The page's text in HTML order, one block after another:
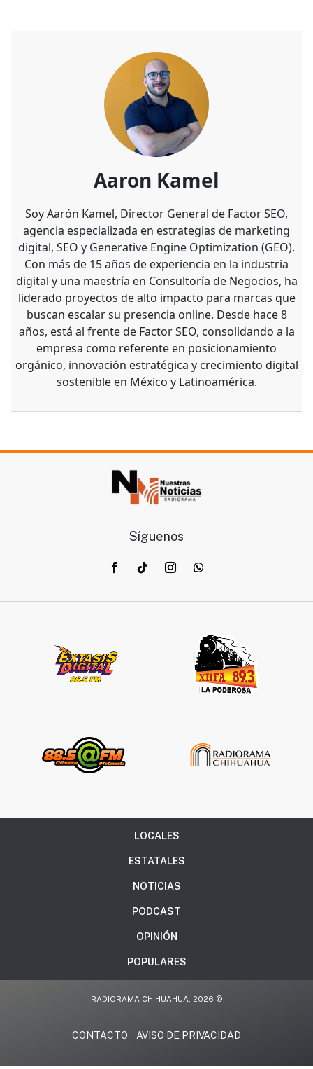
Aaron Kamel
Soy Aarón Kamel, Director General de Factor SEO,
agencia especializada en estrategias de marketing
digital, SEO y Generative Engine Optimization (GEO).
Con más de 15 años de experiencia en la industria
digital y una maestría en Consultoría de Negocios, ha
liderado proyectos de alto impacto para marcas que
buscan escalar su presencia online. Desde hace 8
años, está al frente de Factor SEO, consolidando a la
empresa como referente en posicionamiento
orgánico, innovación estratégica y crecimiento digital
sostenible en México y Latinoamérica.
Síguenos
LOCALES
ESTATALES
NOTICIAS
PODCAST
OPINIÓN
POPULARES
RADIORAMA CHIHUAHUA, 2026 ©
CONTACTO AVISO DE PRIVACIDAD